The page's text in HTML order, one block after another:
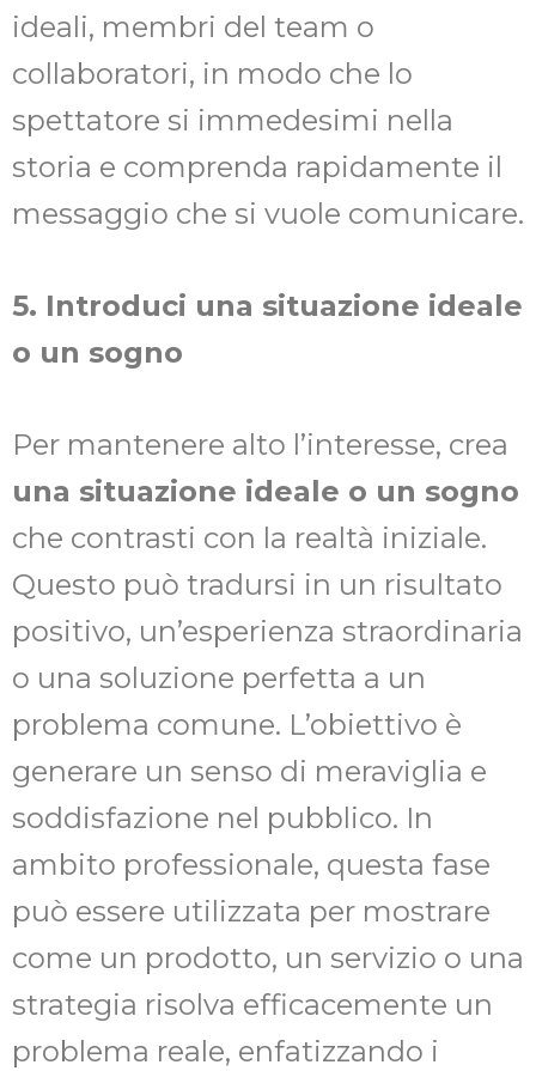
ideali, membri del team o
collaboratori, in modo che lo
spettatore si immedesimi nella
storia e comprenda rapidamente il
messaggio che si vuole comunicare.
5. Introduci una situazione ideale
o un sogno
Per mantenere alto l’interesse, crea
una situazione ideale o un sogno
che contrasti con la realtà iniziale.
Questo può tradursi in un risultato
positivo, un’esperienza straordinaria
o una soluzione perfetta a un
problema comune. L’obiettivo è
generare un senso di meraviglia e
soddisfazione nel pubblico. In
ambito professionale, questa fase
può essere utilizzata per mostrare
come un prodotto, un servizio o una
strategia risolva efficacemente un
problema reale, enfatizzando i